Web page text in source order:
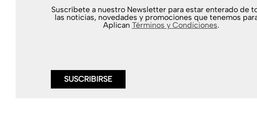
Suscríbete a nuestro Newsletter para estar enterado de
las noticias, novedades y promociones que tenemos
Aplican Términos y Condiciones.
SUSCRIBIRSE